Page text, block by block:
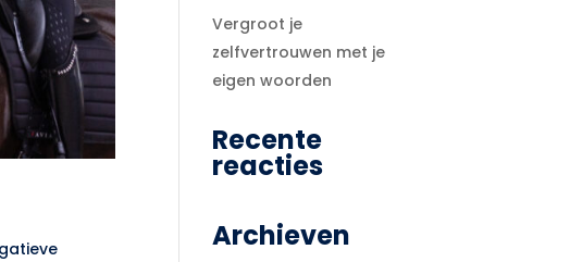
Vergroot je
zelfvertrouwen met je
eigen woorden
Recente
reacties
Archieven